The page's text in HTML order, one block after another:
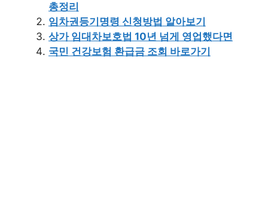
총정리
임차권등기명령 신청방법 알아보기
상가 임대차보호법 10년 넘게 영업했다면
국민 건강보험 환급금 조회 바로가기